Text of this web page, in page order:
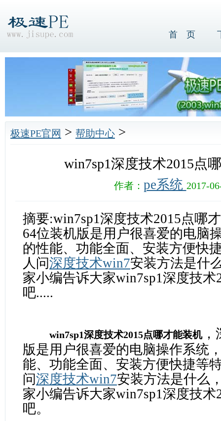
首 页
极速PE官网 > 帮助中心 >
win7sp1深度技术2015点
作者： pe系统 2017-
摘要:win7sp1深度技术2015点哪
64位装机版是用户很喜爱的电脑
的性能、功能全面、安装方便快
人问深度技术win7安装方法是什
家小编告诉大家win7sp1深度技术
吧.....
win7sp1深度技术2015点哪才能装机，
版是用户很喜爱的电脑操作系统
能、功能全面、安装方便快捷等
问深度技术win7安装方法是什么
家小编告诉大家win7sp1深度技术
吧。